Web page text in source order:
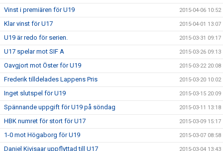
Vinst i premiären för U19 2015-04-06 10:52
Klar vinst för U17 2015-04-01 13:07
U19 är redo för serien. 2015-03-31 09:17
U17 spelar mot SIF A 2015-03-26 09:13
Oavgjort mot Öster för U19 2015-03-22 20:08
Frederik tilldelades Lappens Pris 2015-03-20 10:02
Inget slutspel för U19 2015-03-15 20:09
Spännande uppgift för U19 på söndag 2015-03-11 13:18
HBK numret för stort för U17 2015-03-09 15:17
1-0 mot Högaborg för U19 2015-03-07 08:58
Daniel Kivisaar uppflyttad till U17 2015-03-04 13:43